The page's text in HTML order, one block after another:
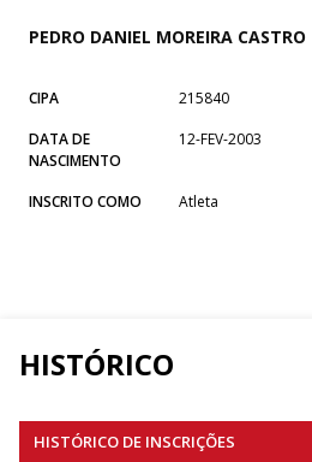
PEDRO DANIEL MOREIRA CASTRO
CIPA
215840
DATA DE
NASCIMENTO
12-FEV-2003
INSCRITO COMO Atleta
HISTÓRICO
HISTÓRICO DE INSCRIÇÕES